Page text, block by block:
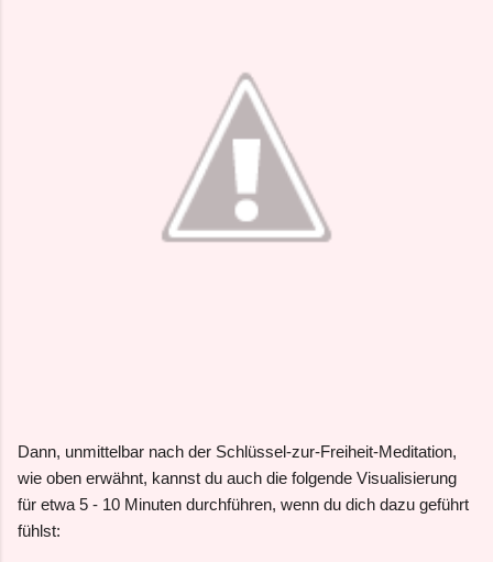
Dann, unmittelbar nach der Schlüssel-zur-Freiheit-Meditation,
wie oben erwähnt, kannst du auch die folgende Visualisierung
für etwa 5 - 10 Minuten durchführen, wenn du dich dazu geführt
fühlst: